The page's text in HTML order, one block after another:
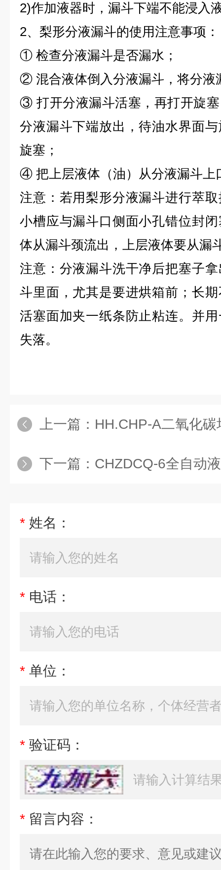
2)作加液器时，漏斗下端不能浸入
2、梨形分液漏斗的使用注意事项：
① 检查分液漏斗是否漏水；
② 混合液体倒入分液漏斗，将分液
③ 打开分液漏斗活塞，再打开旋
分液漏斗下端放出，待油水界面
旋塞；
④ 把上层液体（油）从分液漏斗上
注意：若用梨形分液漏斗进行萃
小槽应与漏斗口侧面小孔错位封
体从漏斗颈流出，上层液体要从漏
注意：分液漏斗洗干净后把塞子
斗里面，尤其是要进烘箱前；长
活塞面加夹一纸条防止粘连。并
失落。
上一篇： HH.CHP-A二氧化
下一篇： CHZDCQ-6全自动液液萃取
* 姓名：
* 电话：
* 单位：
* 验证码：
* 留言内容：